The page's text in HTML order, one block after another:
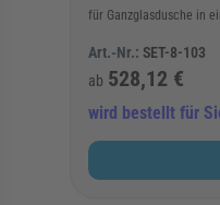
für Ganzglasdusche in
Art.-Nr.: SET-8-103
ab 528,12 €
wird bestellt für